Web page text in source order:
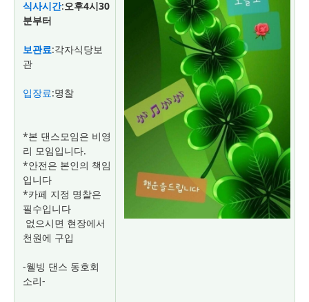
식사시간:오후4시30
분부터
보관료:각자식당보
관
입장료:명찰
*본 댄스모임은 비영
리 모임입니다.
*안전은 본인의 책임
입니다
*카페 지정 명찰은
필수입니다
없으시면 현장에서
천원에 구입
-웰빙 댄스 동호회
소리-